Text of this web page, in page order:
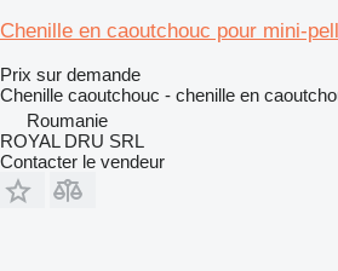
Chenille en caoutchouc pour mini-
Prix sur demande
Chenille caoutchouc - chenille en
Roumanie
ROYAL DRU SRL
Contacter le vendeur